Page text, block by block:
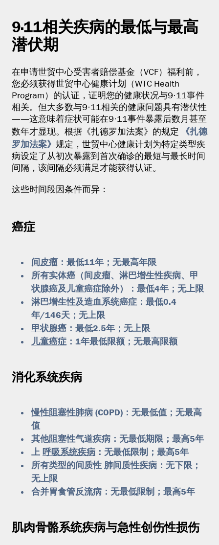
9·11相关疾病的最低与最高
潜伏期
在申请世贸中心受害者赔偿基金（VCF）福利前，
您必须获得世贸中心健康计划（WTC Health
Program）的认证，证明您的健康状况与9·11事件
相关。但大多数与9·11相关的健康问题具有潜伏性
——这意味着症状可能在9·11事件暴露后数月甚至
数年才显现。根据《扎德罗加法案》的规定
《扎德
罗加法案》 规定，世贸中心健康计划为特定类型疾
病设定了从初次暴露到首次确诊的最短与最长时间
间隔，该间隔必须满足才能获得认证。
这些时间段因条件而异：
癌症
间皮瘤 ：最低11年；无最高年限
所有实体癌（间皮瘤、淋巴增生性疾病、甲
状腺癌及儿童癌症除外）：最低4年；无上限
淋巴增生性及造血系统癌症：最低0.4
年/146天；无上限
甲状腺癌 ：最低2.5年；无上限
儿童癌症 ：1年最低限额；无最高限额
消化系统疾病
慢性阻塞性肺病 (COPD)：无最低值；无最高
值
其他阻塞性气道疾病：无最低期限；最高5年
上 呼吸系统疾病 ：无最低限制；最高5年
所有类型的间质性 肺间质性疾病 ：无下限；
无上限
合并胃食管反流病：无最低限制；最高5年
肌肉骨骼系统疾病与急性创伤性损伤